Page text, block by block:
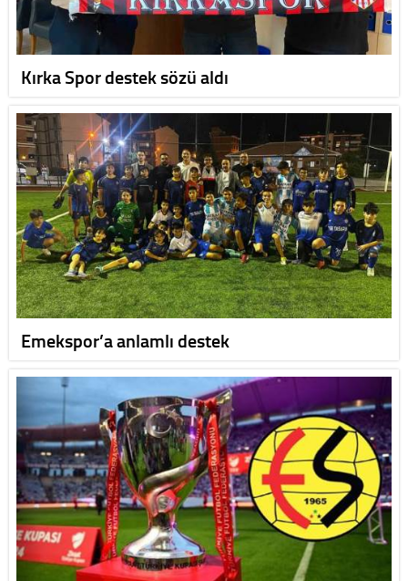
Kırka Spor destek sözü aldı
Emekspor’a anlamlı destek